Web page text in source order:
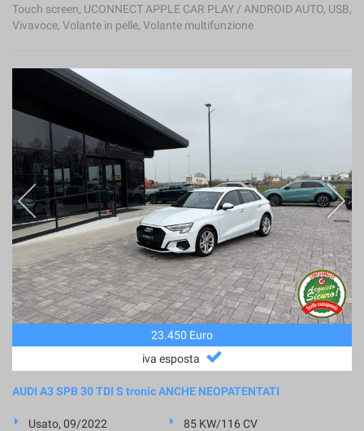
Touch screen, UCONNECT APPLE CAR PLAY / ANDROID AUTO, USB,
Vivavoce, Volante in pelle, Volante multifunzione
23.450 Euro
iva esposta
AUDI A3 SPB 30 TDI S tronic ANCHE NEOPATENTATI
Usato, 09/2022
85 KW/116 CV